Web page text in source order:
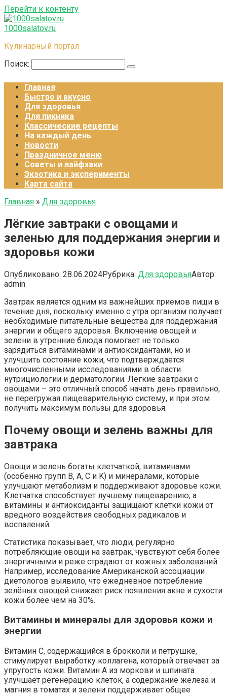
Перейти к контенту
1000salatov.ru
Кулинарный портал
Поиск:
Главная
Быстро и вкусно
Для здоровья
Для пикника
Классические рецепты
На каждый день
Новости
Праздничное меню
Советы и лайфхаки
Экзотика и эксперименты
Карта сайта
Главная » Для здоровья
Лёгкие завтраки с овощами и
зеленью для поддержания энергии и
здоровья кожи
Опубликовано: 28.06.2024Рубрика: Для здоровьяАвтор:
admin
Завтрак является одним из важнейших приемов пищи в
течение дня, поскольку именно с утра организм получает
необходимые питательные вещества для поддержания
энергии и общего здоровья. Включение овощей и
зелени в утренние блюда помогает не только
зарядиться витаминами и антиоксидантами, но и
улучшить состояние кожи, что подтверждается
многочисленными исследованиями в области
нутрициологии и дерматологии. Легкие завтраки с
овощами – это отличный способ начать день правильно,
не перегружая пищеварительную систему, и при этом
получить максимум пользы для здоровья.
Почему овощи и зелень важны для
завтрака
Овощи и зелень богаты клетчаткой, витаминами
(особенно групп B, A, C и K) и минералами, которые
улучшают метаболизм и поддерживают здоровье кожи.
Клетчатка способствует лучшему пищеварению, а
витамины и антиоксиданты защищают клетки кожи от
вредного воздействия свободных радикалов и
воспалений.
Статистика показывает, что люди, регулярно
потребляющие овощи на завтрак, чувствуют себя более
энергичными и реже страдают от кожных заболеваний.
Например, исследование Американской ассоциации
диетологов выявило, что ежедневное потребление
зелёных овощей снижает риск появления акне и сухости
кожи более чем на 30%.
Витамины и минералы для здоровья кожи и
энергии
Витамин С, содержащийся в брокколи и петрушке,
стимулирует выработку коллагена, который отвечает за
упругость кожи. Витамин А из моркови и шпината
улучшает регенерацию клеток, а содержание железа и
магния в томатах и зелени поддерживает общее